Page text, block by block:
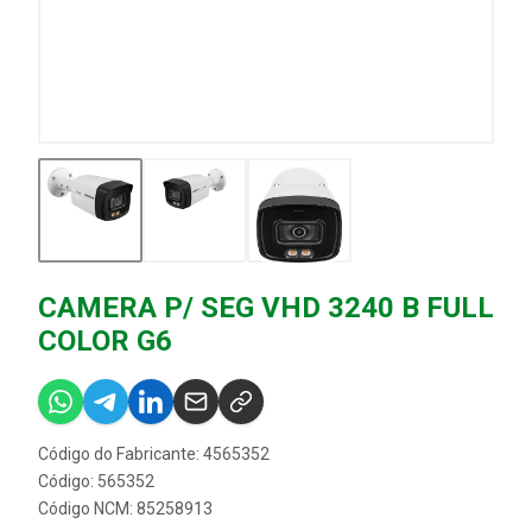
CAMERA P/ SEG VHD 3240 B FULL
COLOR G6
Código do Fabricante: 4565352
Código: 565352
Código NCM: 85258913